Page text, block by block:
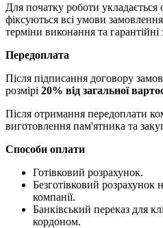
Для початку роботи укладається
фіксуються всі умови
терміни виконання та гарантійні
Передоплата
Після підписання договору
розмірі 20% від загальної
Після отримання передоплати
виготовлення пам'ятника та
Способи оплати
Готівковий розрахунок.
Безготівковий розрахунок
компанії.
Банківський переказ для
кордоном.